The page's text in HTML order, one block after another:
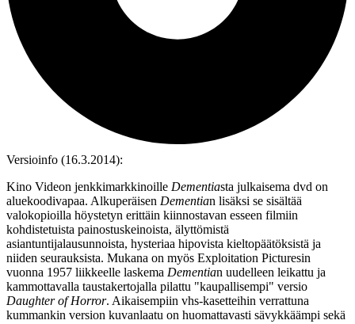
Versioinfo (16.3.2014):
Kino Videon jenkkimarkkinoille Dementiasta julkaisema dvd on
aluekoodivapaa. Alkuperäisen Dementian lisäksi se sisältää
valokopioilla höystetyn erittäin kiinnostavan esseen filmiin
kohdistetuista painostuskeinoista, älyttömistä
asiantuntijalausunnoista, hysteriaa hipovista kieltopäätöksistä ja
niiden seurauksista. Mukana on myös Exploitation Picturesin
vuonna 1957 liikkeelle laskema Dementian uudelleen leikattu ja
kammottavalla taustakertojalla pilattu "kaupallisempi" versio
Daughter of Horror. Aikaisempiin vhs‑kasetteihin verrattuna
kummankin version kuvanlaatu on huomattavasti sävykkäämpi sekä